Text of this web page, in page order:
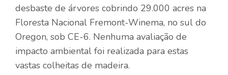
desbaste de árvores cobrindo 29.000 acres na
Floresta Nacional Fremont-Winema, no sul do
Oregon, sob CE-6. Nenhuma avaliação de
impacto ambiental foi realizada para estas
vastas colheitas de madeira.